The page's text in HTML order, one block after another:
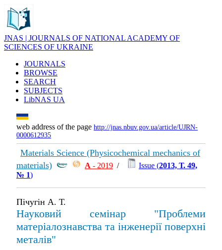
JNAS | JOURNALS OF NATIONAL ACADEMY OF
SCIENCES OF UKRAINE
JOURNALS
BROWSE
SEARCH
SUBJECTS
LibNAS UA
web address of the page http://jnas.nbuv.gov.ua/article/UJRN-
0000612935
Materials Science (Physicochemical mechanics of
materials)
А - 2019 / Issue (2013, Т. 49,
№ 1)
Пічугін А. Т.
Науковий семінар "Проблеми
матеріалознавства та інженерії поверхні
металів"